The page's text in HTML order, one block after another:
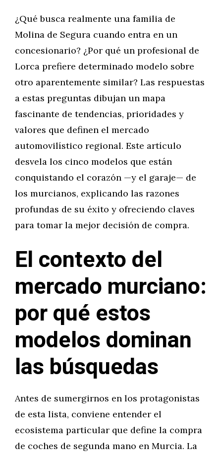
¿Qué busca realmente una familia de
Molina de Segura cuando entra en un
concesionario? ¿Por qué un profesional de
Lorca prefiere determinado modelo sobre
otro aparentemente similar? Las respuestas
a estas preguntas dibujan un mapa
fascinante de tendencias, prioridades y
valores que definen el mercado
automovilístico regional. Este artículo
desvela los cinco modelos que están
conquistando el corazón —y el garaje— de
los murcianos, explicando las razones
profundas de su éxito y ofreciendo claves
para tomar la mejor decisión de compra.
El contexto del
mercado murciano:
por qué estos
modelos dominan
las búsquedas
Antes de sumergirnos en los protagonistas
de esta lista, conviene entender el
ecosistema particular que define la compra
de coches de segunda mano en Murcia. La